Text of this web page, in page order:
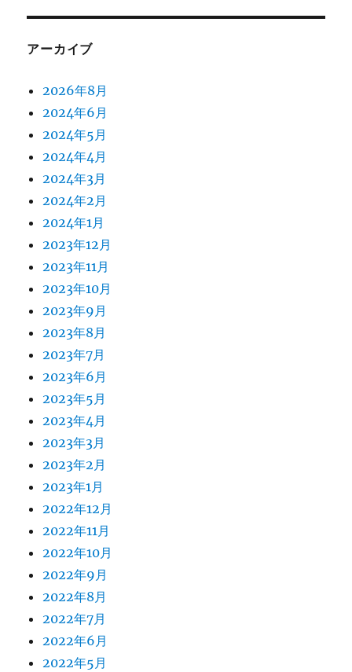
アーカイブ
2026年8月
2024年6月
2024年5月
2024年4月
2024年3月
2024年2月
2024年1月
2023年12月
2023年11月
2023年10月
2023年9月
2023年8月
2023年7月
2023年6月
2023年5月
2023年4月
2023年3月
2023年2月
2023年1月
2022年12月
2022年11月
2022年10月
2022年9月
2022年8月
2022年7月
2022年6月
2022年5月